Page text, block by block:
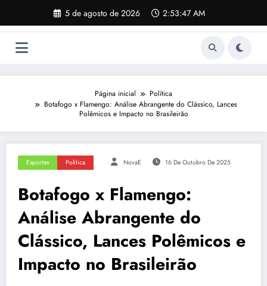
o
5 de agosto de 2026 2:53:48 AM
Página inicial
Política
Botafogo x Flamengo: Análise Abrangente do Clássico, Lances
Polêmicos e Impacto no Brasileirão
Esportes Política NovaE 16 De Outubro De 2025
Botafogo x Flamengo:
Análise Abrangente do
Clássico, Lances Polêmicos e
Impacto no Brasileirão